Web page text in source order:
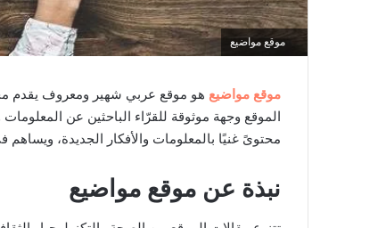
موقع مواضيع
موقع مواضيع هو موقع عربي شهير ومعروف يقدم
الموقع وجهة موثوقة للقرّاء الباحثين عن
محتوىً غنيًا بالمعلومات والأفكار الجديدة،
نبذة عن موقع مواضيع